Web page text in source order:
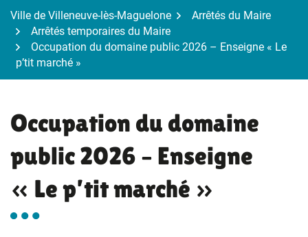
Ville de Villeneuve-lès-Maguelone
Arrêtés du Maire
Arrêtés temporaires du Maire
Occupation du domaine public 2026 – Enseigne « Le
p’tit marché »
Occupation du domaine
public 2026 – Enseigne
« Le p’tit marché »